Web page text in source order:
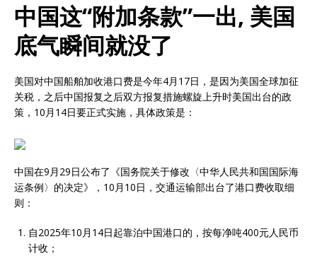
中国这“附加条款”一出, 美国
底气瞬间就没了
美国对中国船舶加收港口费是今年4月17日，是因为美国全球加征
关税，之后中国报复之后双方报复措施螺旋上升时美国出台的政
策，10月14日要正式实施，具体政策是：
中国在9月29日公布了《国务院关于修改〈中华人民共和国国际海
运条例〉的决定》，10月10日，交通运输部出台了港口费收取细
则：
自2025年10月14日起靠泊中国港口的，按每净吨400元人民币
计收；